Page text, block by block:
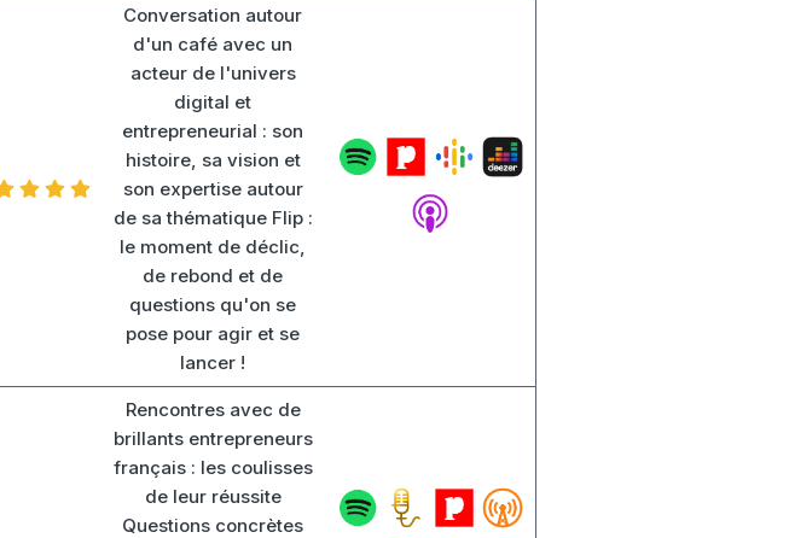
Conversation autour
d'un café avec un
acteur de l'univers
digital et
entrepreneurial : son
histoire, sa vision et
son expertise autour
de sa thématique Flip :
le moment de déclic,
de rebond et de
questions qu'on se
pose pour agir et se
lancer !
Rencontres avec de
brillants entrepreneurs
français : les coulisses
de leur réussite
Questions concrètes